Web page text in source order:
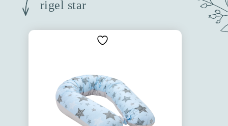
rigel star